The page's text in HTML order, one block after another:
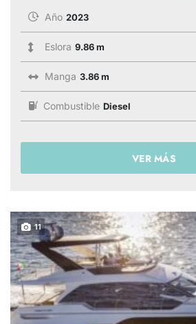
Año 2023
Eslora 9.86 m
Manga 3.86 m
Combustible Diesel
VER MÁS
11